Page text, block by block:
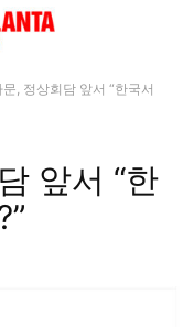
, 정상회담 앞서 “한국서
앞서 “한